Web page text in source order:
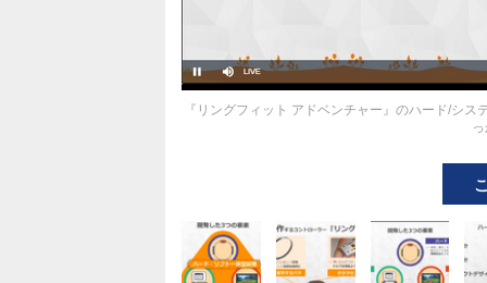
『リングフィット アドベンチャー』のハード/シ